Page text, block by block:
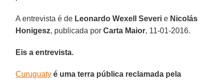
A entrevista é de Leonardo Wexell Severi e Nicolás
Honigesz, publicada porCarta Maior, 11-01-2016.
Eis a entrevista.
Curuguaty é uma terra pública reclamada pela